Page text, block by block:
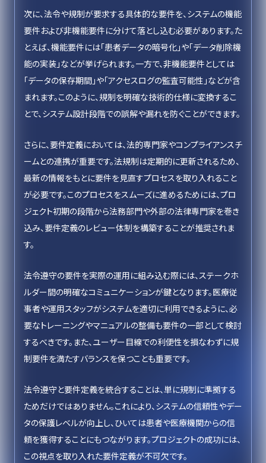
次に、法令や規制が要求する具体的な要件を、システムの機能
要件および非機能要件に分けて落とし込む必要があります。た
とえば、機能要件には「患者データの暗号化」や「データ削除機
能の実装」などが挙げられます。一方で、非機能要件としては
「データの保存期間」や「アクセスログの監査可能性」などが含
まれます。このように、規制を明確な技術的仕様に変換するこ
とで、システム設計段階での誤解や漏れを防ぐことができます。
さらに、要件定義においては、法的専門家やコンプライアンスチ
ームとの連携が重要です。法規制は定期的に更新されるため、
最新の情報をもとに要件を見直すプロセスを取り入れること
が必要です。このプロセスをスムーズに進めるためには、プロ
ジェクト初期の段階から法務部門や外部の法律専門家を巻き
込み、要件定義のレビュー体制を構築することが推奨されま
す。
法令遵守の要件を実際の運用に組み込む際には、ステークホ
ルダー間の明確なコミュニケーションが鍵となります。医療従
事者や運用スタッフがシステムを適切に利用できるように、必
要なトレーニングやマニュアルの整備も要件の一部として検討
するべきです。また、ユーザー目線での利便性を損なわずに規
制要件を満たすバランスを保つことも重要です。
法令遵守と要件定義を統合することは、単に規制に準拠する
ためだけではありません。これにより、システムの信頼性やデー
タの保護レベルが向上し、ひいては患者や医療機関からの信
頼を獲得することにもつながります。プロジェクトの成功には、
この視点を取り入れた要件定義が不可欠です。